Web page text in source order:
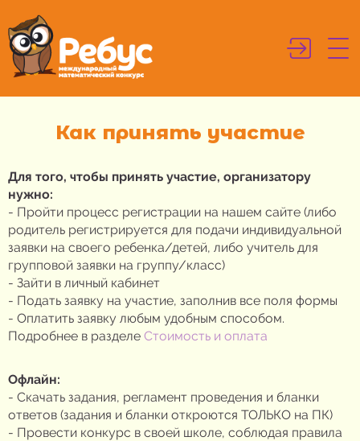
Как принять участие
Для того, чтобы принять участие, организатору
нужно:
- Пройти процесс регистрации на нашем сайте (либо
родитель регистрируется для подачи индивидуальной
заявки на своего ребенка/детей, либо учитель для
групповой заявки на группу/класс)
- Зайти в личный кабинет
- Подать заявку на участие, заполнив все поля формы
- Оплатить заявку любым удобным способом.
Подробнее в разделе Стоимость и оплата
Офлайн:
- Скачать задания, регламент проведения и бланки
ответов (задания и бланки откроются ТОЛЬКО на ПК)
- Провести конкурс в своей школе, соблюдая правила